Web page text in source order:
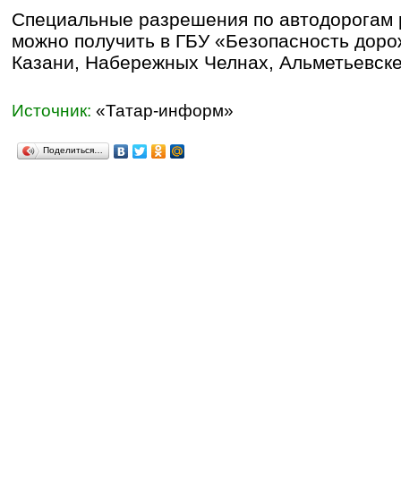
Специальные разрешения по автодорогам
можно получить в ГБУ «Безопасность
Казани, Набережных Челнах,
Источник: «Татар-информ»
Поделиться…